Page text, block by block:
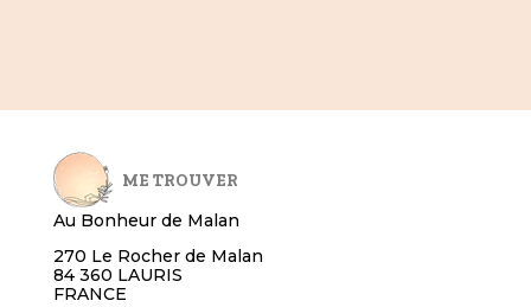
ME TROUVER
Au Bonheur de Malan
270 Le Rocher de Malan
84 360 LAURIS
FRANCE